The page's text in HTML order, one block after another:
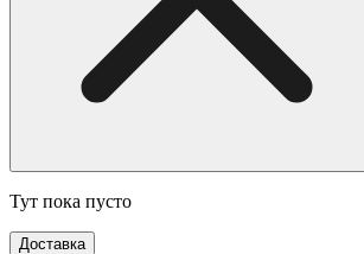
Тут пока пусто
Доставка